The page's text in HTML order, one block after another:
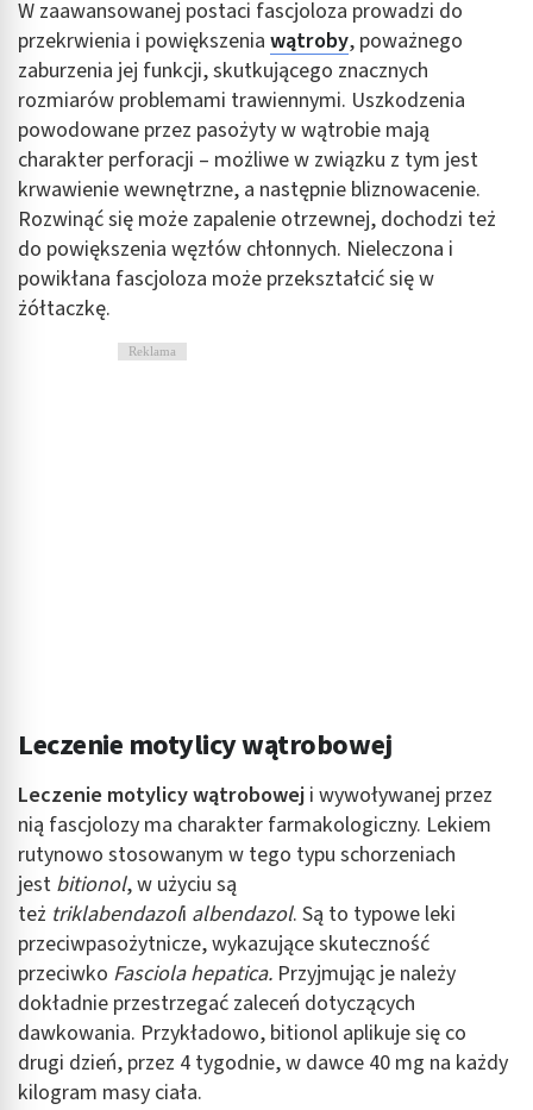
W zaawansowanej postaci fascjoloza prowadzi do
przekrwienia i powiększenia wątroby, poważnego
zaburzenia jej funkcji, skutkującego znacznych
rozmiarów problemami trawiennymi. Uszkodzenia
powodowane przez pasożyty w wątrobie mają
charakter perforacji – możliwe w związku z tym jest
krwawienie wewnętrzne, a następnie bliznowacenie.
Rozwinąć się może zapalenie otrzewnej, dochodzi też
do powiększenia węzłów chłonnych. Nieleczona i
powikłana fascjoloza może przekształcić się w
żółtaczkę.
Reklama
Leczenie motylicy wątrobowej
Leczenie motylicy wątrobowej i wywoływanej przez
nią fascjolozy ma charakter farmakologiczny. Lekiem
rutynowo stosowanym w tego typu schorzeniach
jest bitionol, w użyciu są
też triklabendazoli albendazol. Są to typowe leki
przeciwpasożytnicze, wykazujące skuteczność
przeciwko Fasciola hepatica. Przyjmując je należy
dokładnie przestrzegać zaleceń dotyczących
dawkowania. Przykładowo, bitionol aplikuje się co
drugi dzień, przez 4 tygodnie, w dawce 40 mg na każdy
kilogram masy ciała.
Identyfikowanie urządzeń na podstawie
aktywnie żądanych informacji
Cele przetwarzania inne niż IAB:
Niezbędne
Wydajność (Performance)
Reklama / śledzenie